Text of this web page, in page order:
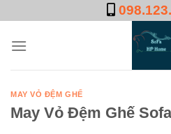
content
MAY VỎ ĐỆM GHẾ
May Vỏ Đệm Ghế Sofa